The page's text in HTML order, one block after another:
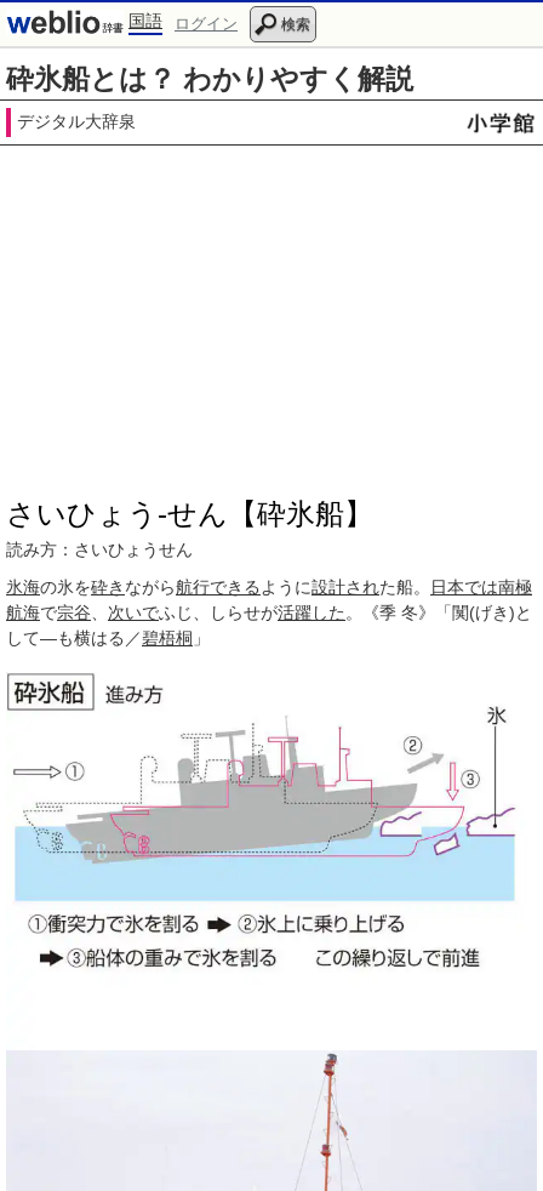
国語 ログイン 検索
砕氷船とは？ わかりやすく解説
デジタル大辞泉
さいひょう‐せん【砕氷船】
読み方：さいひょうせん
氷海の氷を砕き ながら航行できる ように設計された船。 日本では南極
航海で宗谷 次いでふじ、しらせが活躍した 。《季 冬》「闃(げき)と
して―も横はる／碧梧桐 」